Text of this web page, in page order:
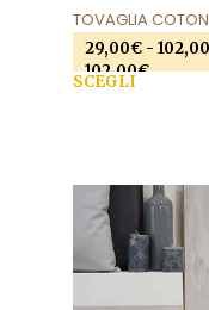
TOVAGLIA
29,00€ - 102,00
102,00€
SCEGLI